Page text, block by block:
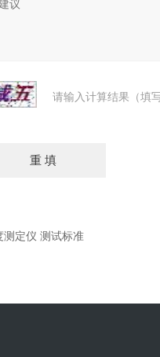
请输入计算结果（填
测定仪 测试标准